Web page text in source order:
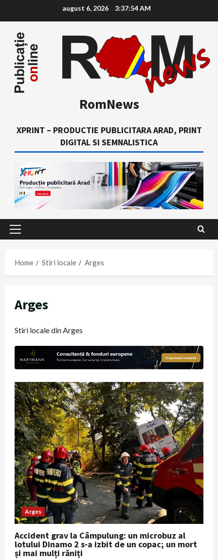
content
august 6, 2026 3:37:55 AM
RomNews
XPRINT – PRODUCTIE PUBLICITARA ARAD, PRINT
DIGITAL SI SEMNALISTICA
Primary
Home
Stiri locale Arges
Arges
Stiri locale din Arges
Arges
Accident grav la Câmpulung: un microbuz al
lotului Dinamo 2 s‑a izbit de un copac; un mort
și mai mulți răniți